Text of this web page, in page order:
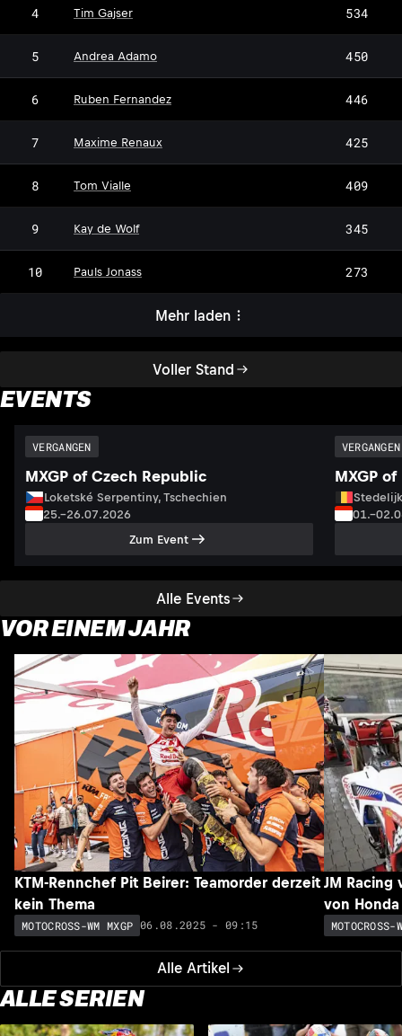
Voller Stand
4 Tim Gajser 534
5 Andrea Adamo 450
6 Ruben Fernandez 446
7 Maxime Renaux 425
8 Tom Vialle 409
9 Kay de Wolf 345
10 Pauls Jonass 273
Mehr laden
EVENTS
Alle Events
VERGANGEN
MXGP of Czech Republic
Loketské Serpentiny, Tschechien
25.–26.07.2026
Zum Event
VERGANGEN
MXGP
VOR EINEM JAHR
Alle Artikel
KTM-Rennchef Pit Beirer: Teamorder derzeit
kein Thema
MOTOCROSS-WM MXGP 06.08.2025 - 09:15
JM Racing
von Honda
MOTOCROSS-
ALLE SERIEN